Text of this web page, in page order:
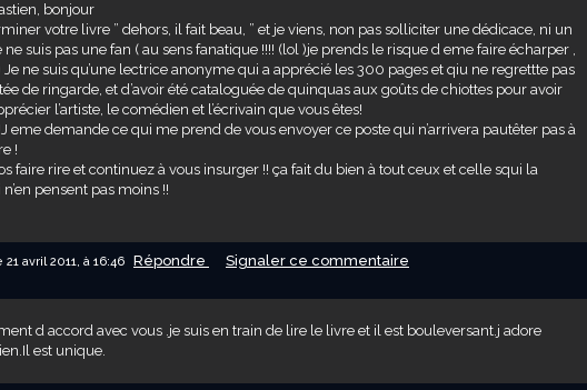
bonjour
votre livre ” dehors, il fait beau, ” et je viens, non pas solliciter une dédicace, ni un
suis pas une fan ( au sens fanatique !!!! (lol )je prends le risque d eme faire écharper ,
Je ne suis qu’une lectrice anonyme qui a apprécié les 300 pages et qiu ne regrettte pas
de ringarde, et d’avoir été cataloguée de quinquas aux goûts de chiottes pour avoir
l’artiste, le comédien et l’écrivain que vous êtes!
eme demande ce qui me prend de vous envoyer ce poste qui n’arrivera pautêter pas à
!
faire rire et continuez à vous insurger !! ça fait du bien à tout ceux et celle squi la
pensent pas moins !!
21 avril 2011, à 16:46 Répondre Signaler ce commentaire
d accord avec vous .je suis en train de lire le livre et il est bouleversant.j adore
est unique.